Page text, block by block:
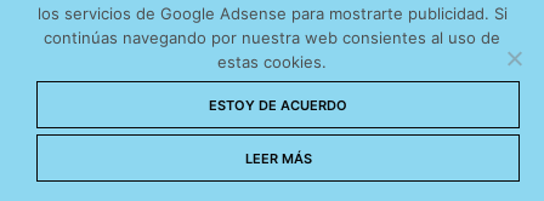
AVISO LEGAL CONTACTO
POLÍTICA DE COOKIES
POLÍTICA DE PRIVACIDAD
© 2026 CinemaNet. Designed by
los servicios de Google Adsense para mostrarte publicidad. Si
continúas navegando por nuestra web consientes al uso de
estas cookies.
ESTOY DE ACUERDO
LEER MÁS
obtener más información sobre las cookies que
utilizamos en nuestra Política de cookies
Aceptar cookies
No permitir cookies